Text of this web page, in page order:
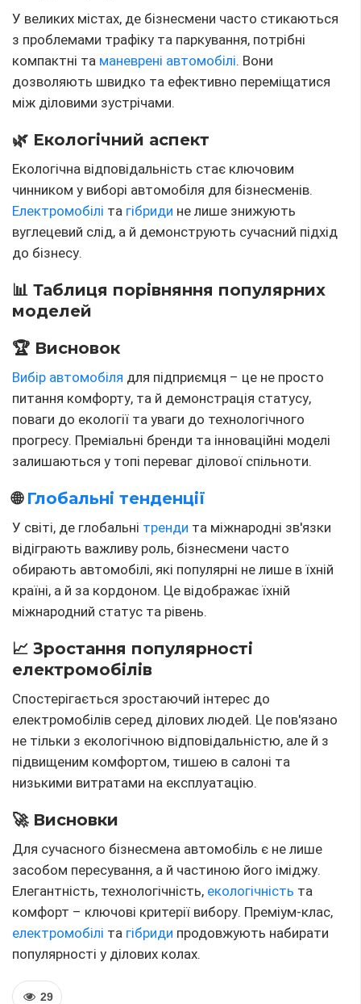
У великих містах, де бізнесмени часто стикаються
з проблемами трафіку та паркування, потрібні
компактні та маневрені автомобілі. Вони
дозволяють швидко та ефективно переміщатися
між діловими зустрічами.
🌿 Екологічний аспект
Екологічна відповідальність стає ключовим
чинником у виборі автомобіля для бізнесменів.
Електромобілі та гібриди не лише знижують
вуглецевий слід, а й демонструють сучасний підхід
до бізнесу.
📊 Таблиця порівняння популярних
моделей
🏆 Висновок
Вибір автомобіля для підприємця – це не просто
питання комфорту, та й демонстрація статусу,
поваги до екології та уваги до технологічного
прогресу. Преміальні бренди та інноваційні моделі
залишаються у топі переваг ділової спільноти.
🌐 Глобальні тенденції
У світі, де глобальні тренди та міжнародні зв'язки
відіграють важливу роль, бізнесмени часто
обирають автомобілі, які популярні не лише в їхній
країні, а й за кордоном. Це відображає їхній
міжнародний статус та рівень.
📈 Зростання популярності
електромобілів
Спостерігається зростаючий інтерес до
електромобілів серед ділових людей. Це пов'язано
не тільки з екологічною відповідальністю, але й з
підвищеним комфортом, тишею в салоні та
низькими витратами на експлуатацію.
🚀 Висновки
Для сучасного бізнесмена автомобіль є не лише
засобом пересування, а й частиною його іміджу.
Елегантність, технологічність, екологічність та
комфорт – ключові критерії вибору. Преміум-клас,
електромобілі та гібриди продовжують набирати
популярності у ділових колах.
29